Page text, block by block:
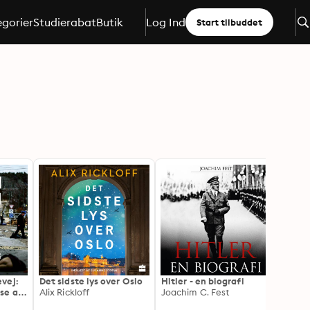
StudierabatButik Log Ind Start tilbuddet
af
Det sidste lys over Oslo
Alix Rickloff
Hitler - en biografi
Joachim C. Fest